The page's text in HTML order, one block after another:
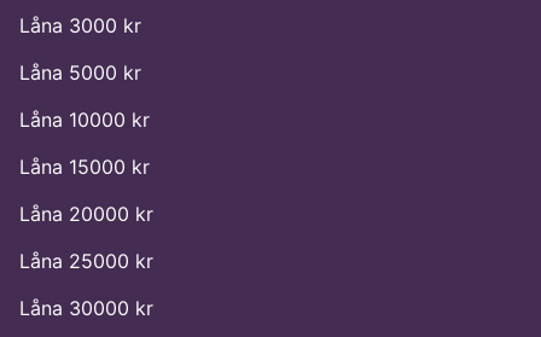
Låna 3000 kr
Låna 5000 kr
Låna 10000 kr
Låna 15000 kr
Låna 20000 kr
Låna 25000 kr
Låna 30000 kr